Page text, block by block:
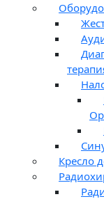
Кресло